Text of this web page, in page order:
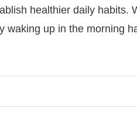
healthier daily habits.
up in the morning